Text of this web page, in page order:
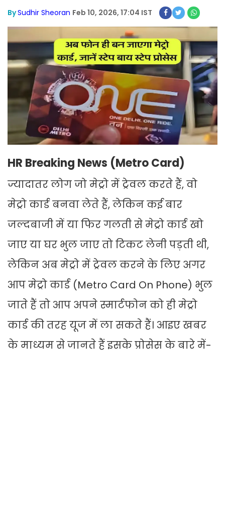
BySudhir Sheoran Feb 10, 2026, 17:04 IST
HR Breaking News (Metro Card)
ज्यादातर लोग जो मेट्रो में ट्रेवल करते हैं, वो
मेट्रो कार्ड बनवा लेते हैं, लेकिन कई बार
जल्दबाजी में या फिर गलती से मेट्रो कार्ड खो
जाए या घर भुल जाए तो टिकट लेनी पड़ती थी,
लेकिन अब मेट्रो में ट्रेवल करने के लिए अगर
आप मेट्रो कार्ड (Metro Card On Phone) भुल
जाते हैं तो आप अपने स्मार्टफोन को ही मेट्रो
कार्ड की तरह यूज में ला सकते हैं। आइए खबर
के माध्यम से जानते हैं इसके प्रोसेस के बारे में-